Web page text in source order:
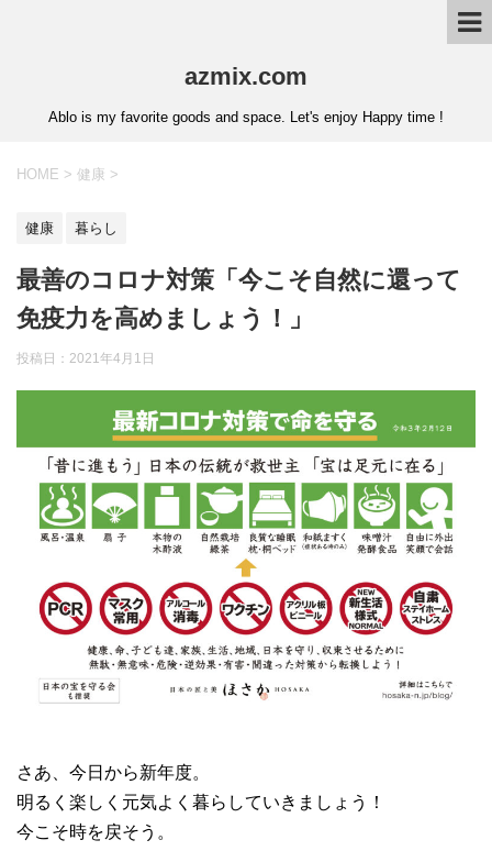
azmix.com
Ablo is my favorite goods and space. Let's enjoy Happy time !
HOME > 健康 >
健康 暮らし
最善のコロナ対策「今こそ自然に還って
免疫力を高めましょう！」
投稿日： 2021年4月1日
さあ、今日から新年度。
明るく楽しく元気よく暮らしていきましょう！
今こそ時を戻そう。